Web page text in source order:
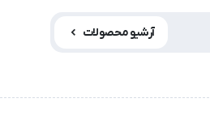
آرشیو محصولات